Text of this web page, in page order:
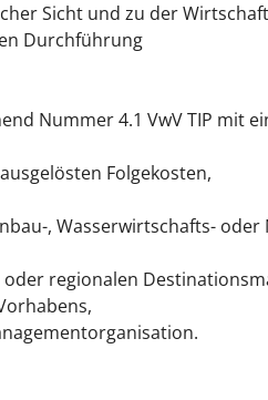
Sicht und zu der
Durchführung
Nummer 4.1 VwV TIP mit
Folgekosten,
, Wasserwirtschafts-
regionalen